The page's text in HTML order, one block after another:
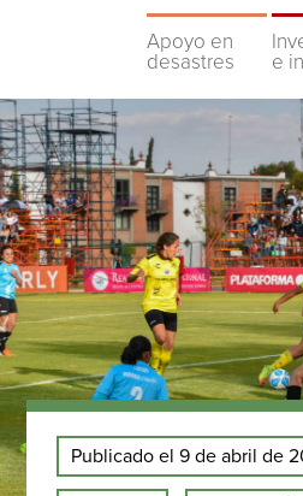
Apoyo en
desastres
e
Publicado el 9 de abril de